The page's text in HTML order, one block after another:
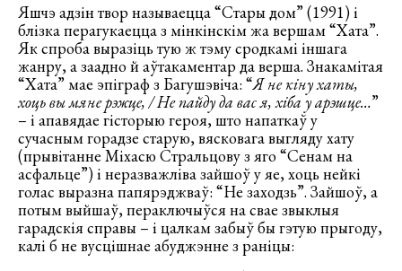
Яшчэ адзін твор называецца “Стары дом” (1991) і
блізка перагукаецца з мінкінскім жа вершам “Хата”.
Як спроба выразіць тую ж тэму сродкамі іншага
жанру, а заадно й аўтакаментар да верша. Знакамітая
“Хата” мае эпіграф з Багушэвіча: “Я не кiну хаты,
хоць вы мяне рэжце, / Не пайду да вас я, хiба у арэшце…”
– і апавядае гісторыю героя, што напаткаў у
сучасным горадзе старую, вясковага выгляду хату
(прывітанне Міхасю Стральцову з яго “Сенам на
асфальце”) і неразважліва зайшоў у яе, хоць нейкі
голас выразна папярэджваў: “Не заходзь”. Зайшоў, а
потым выйшаў, пераключыўся на свае звыклыя
гарадскія справы – і цалкам забыў бы гэтую прыгоду,
калі б не вусцішнае абуджэнне з раніцы: